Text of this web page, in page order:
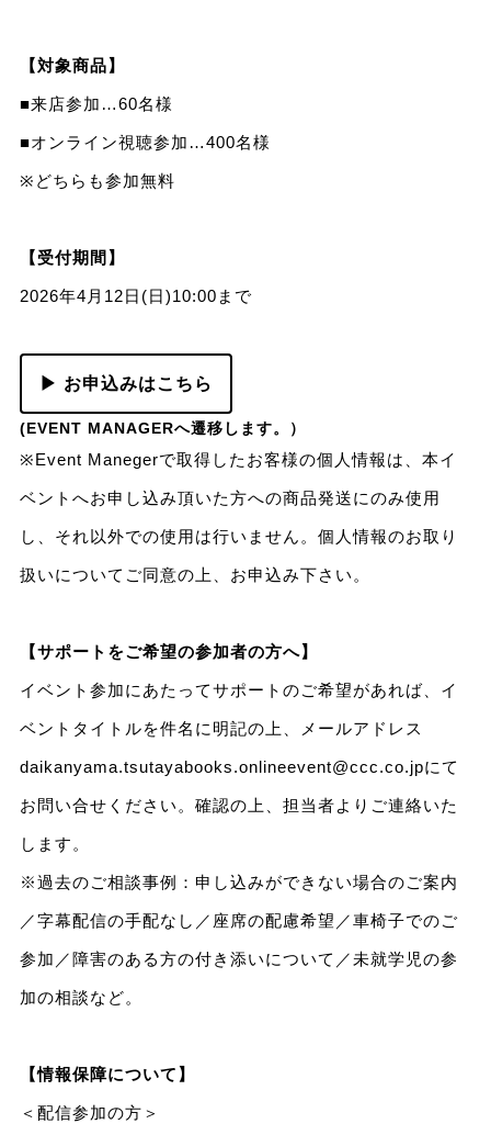
【対象商品】
■来店参加…60名様
■オンライン視聴参加…400名様
※どちらも参加無料
【受付期間】
2026年4月12日(日)10:00まで
▶ お申込みはこちら
(EVENT MANAGERへ遷移します。）
※Event Manegerで取得したお客様の個人情報は、本イ
ベントへお申し込み頂いた方への商品発送にのみ使用
し、それ以外での使用は行いません。個人情報のお取り
扱いについてご同意の上、お申込み下さい。
【サポートをご希望の参加者の方へ】
イベント参加にあたってサポートのご希望があれば、イ
ベントタイトルを件名に明記の上、メールアドレス
daikanyama.tsutayabooks.onlineevent@ccc.co.jpにて
お問い合せください。確認の上、担当者よりご連絡いた
します。
※過去のご相談事例：申し込みができない場合のご案内
／字幕配信の手配なし／座席の配慮希望／車椅子でのご
参加／障害のある方の付き添いについて／未就学児の参
加の相談など。
【情報保障について】
＜配信参加の方＞